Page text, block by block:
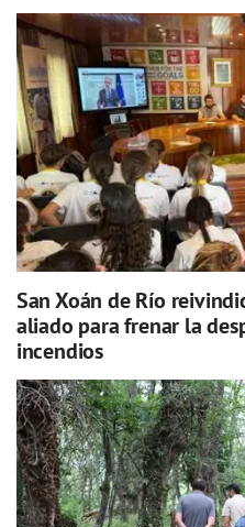
San Xoán de Río
aliado para frenar la
incendios